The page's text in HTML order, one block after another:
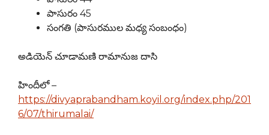
పాసురం 45
సంగతి (పాసురముల మధ్య సంబంధం)
అడియెన్ చూడామణి రామానుజ దాసి
హిందీలో –
https://divyaprabandham.koyil.org/index.php/201
6/07/thirumalai/